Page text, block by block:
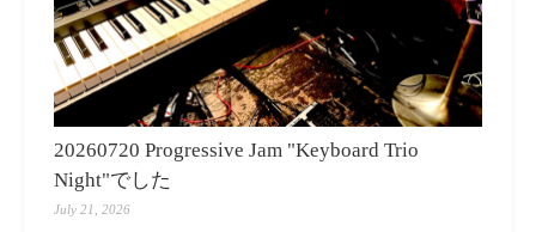
20260720 Progressive Jam "Keyboard Trio
Night"でした
July 21, 2026